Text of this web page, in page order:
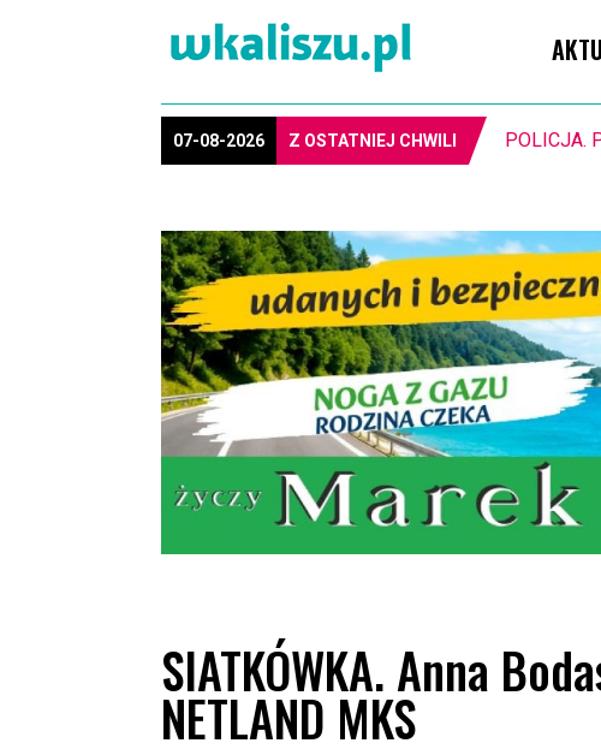
07-08-2026 Z OSTATNIEJ CHWILI MIASTO.
SIATKÓWKA. Anna
NETLAND MKS